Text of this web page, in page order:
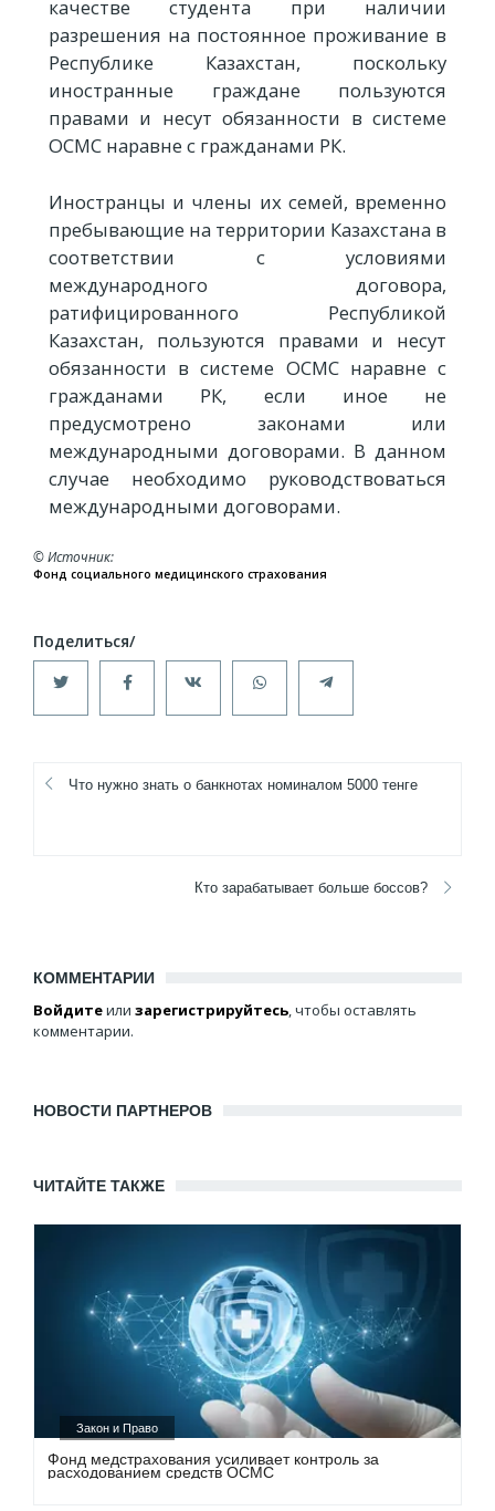
качестве студента при наличии
разрешения на постоянное проживание в
Республике Казахстан, поскольку
иностранные граждане пользуются
правами и несут обязанности в системе
ОСМС наравне с гражданами РК.
Иностранцы и члены их семей, временно
пребывающие на территории Казахстана в
соответствии с условиями
международного договора,
ратифицированного Республикой
Казахстан, пользуются правами и несут
обязанности в системе ОСМС наравне с
гражданами РК, если иное не
предусмотрено законами или
международными договорами. В данном
случае необходимо руководствоваться
международными договорами.
© Источник
Фонд социального медицинского страхования
Что нужно знать о банкнотах номиналом 5000 тенге
Кто зарабатывает больше боссов?
КОММЕНТАРИИ
Войдитеили зарегистрируйтесь, чтобы оставлять
комментарии.
НОВОСТИ ПАРТНЕРОВ
ЧИТАЙТЕ ТАКЖЕ
Закон и Право
Фонд медстрахования усиливает контроль за
расходованием средств ОСМС